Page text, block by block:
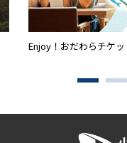
Enjoy！おだわらチケッ